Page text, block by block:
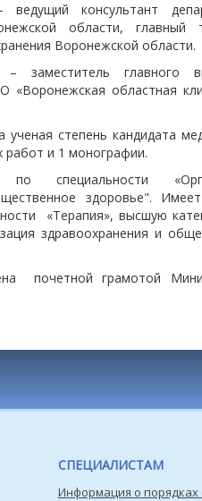
консультант
области, главный
Воронежской области.
заместитель главного
областная
ученая степень кандидата
работ и 1 монографии.
специальности
здоровье".
«Терапия», высшую
здравоохранения и
почетной грамотой
СПЕЦИАЛИСТАМ
Информация о порядках